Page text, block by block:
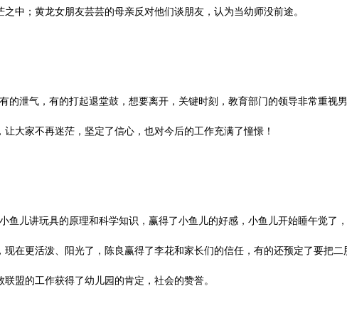
中；黄龙女朋友芸芸的母亲反对他们谈朋友，认为当幼师没前途。
泄气，有的打起退堂鼓，想要离开，关键时刻，教育部门的领导非常重视
大家不再迷茫，坚定了信心，也对今后的工作充满了憧憬！
儿讲玩具的原理和科学知识，赢得了小鱼儿的好感，小鱼儿开始睡午觉了
在更活泼、阳光了，陈良赢得了李花和家长们的信任，有的还预定了要把
盟的工作获得了幼儿园的肯定，社会的赞誉。